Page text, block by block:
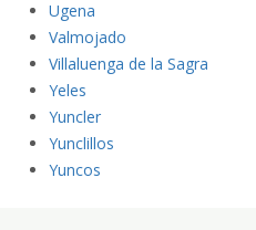
Ugena
Valmojado
Villaluenga de la Sagra
Yeles
Yuncler
Yunclillos
Yuncos